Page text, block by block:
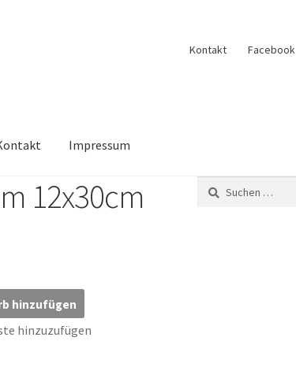
Kontakt Facebook
Impressum
Fliesen Ankauf und Verkauf Anfrage senden
12x30cm
hinzufügen
hinzuzufügen